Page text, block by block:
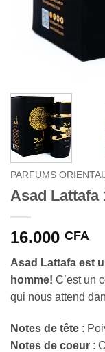
PARFUMS
Asad Lattafa
16.000 CFA
Asad Lattafa est
homme! C’est un
qui nous attend
Notes de tête :
Notes de coeur :